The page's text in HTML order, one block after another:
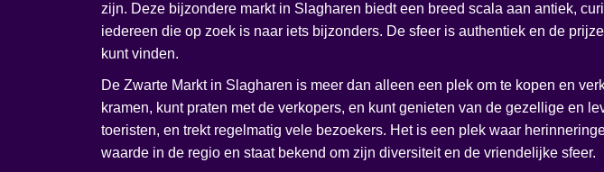
zijn. Deze bijzondere markt in Slagharen biedt een breed scala aan antiek,
iedereen die op zoek is naar iets bijzonders. De sfeer is authentiek en de
kunt vinden.
De Zwarte Markt in Slagharen is meer dan alleen een plek om te kopen en
kramen, kunt praten met de verkopers, en kunt genieten van de gezellige en
toeristen, en trekt regelmatig vele bezoekers. Het is een plek waar
waarde in de regio en staat bekend om zijn diversiteit en de vriendelijke sfeer.